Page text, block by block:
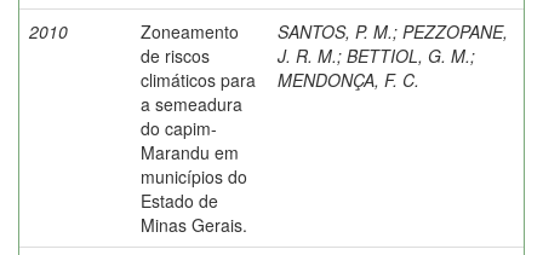
2010
Zoneamento
de riscos
climáticos para
a semeadura
do capim-
Marandu em
municípios do
Estado de
Minas Gerais.
SANTOS, P. M.; PEZZOPANE,
J. R. M.; BETTIOL, G. M.;
MENDONÇA, F. C.